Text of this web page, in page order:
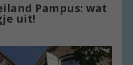
Pampus: wat
uit!